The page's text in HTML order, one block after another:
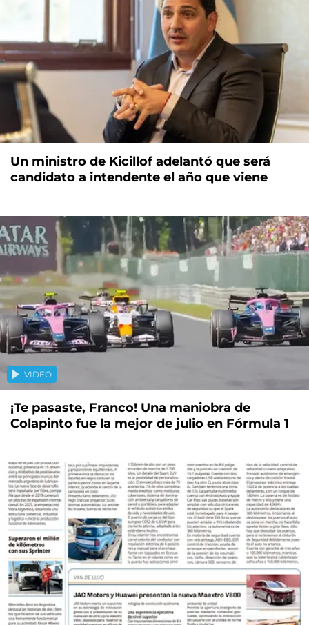
Un ministro de Kicillof adelantó que será
candidato a intendente el año que viene
VIDEO
¡Te pasaste, Franco! Una maniobra de
Colapinto fue la mejor de julio en Fórmula 1